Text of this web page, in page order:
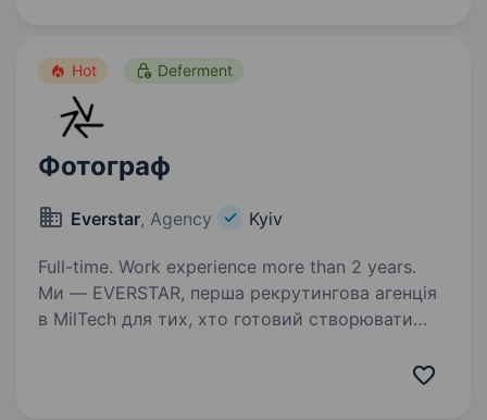
Hot Deferment
Фотограф
Everstar, Agency Kyiv
Full-time. Work experience more than 2 years.
Ми — EVERSTAR, перша рекрутингова агенція
в MilTech для тих, хто готовий створювати